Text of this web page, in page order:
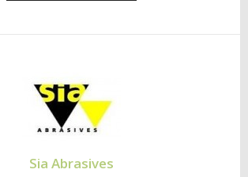
Sia Abrasives